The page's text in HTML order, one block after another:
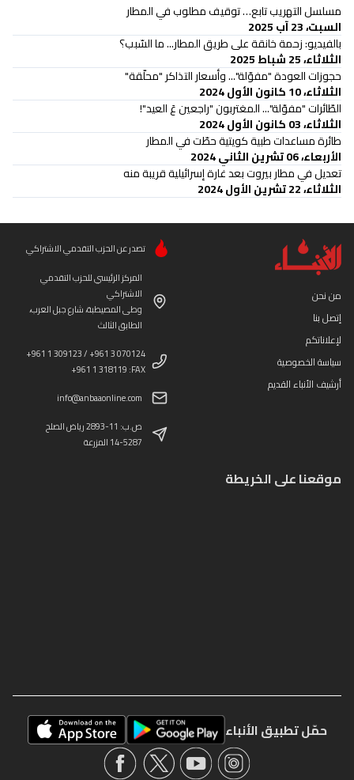
مسلسل التهريب تابع… توقيف مطلوب في المطار
السبت، 23 آب 2025
بالفيديو: زحمة خانقة على طريق المطار... ما السّبب؟
الثلاثاء، 25 شباط 2025
حجوزات العودة "مفوّلة"... وأسعار التذاكر "محلّقة"
الثلاثاء، 10 كانون الأول 2024
الطّائرات "مفوّلة"... المغتربون "راجعين عَ العيد"!
الثلاثاء، 03 كانون الأول 2024
طائرة مساعدات طبية كويتية حطّت في المطار
الأربعاء، 06 تشرين الثاني 2024
تعديل في مطار بيروت بعد غارة إسرائيلية قريبة منه
الثلاثاء، 22 تشرين الأول 2024
من نحن
إتصل بنا
لإعلاناتكم
سياسة الخصوصية
أرشيف الأنباء القديم
تصدر عن الحزب التقدمي الاشتراكي
المركز الرئيسي للحزب التقدمي
الاشتراكي
وطى المصيطبة، شارع جبل العرب،
الطابق الثالث
+961 1 309123 / +961 3 070124
+961 1 318119 :FAX
info@anbaaonline.com
ص.ب: 11-2893 رياض الصلح
14-5287 المزرعة
موقعنا على الخريطة
حمّل تطبيق الأنباء